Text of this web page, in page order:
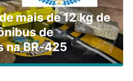
mais de 12 kg de
de
na BR-425